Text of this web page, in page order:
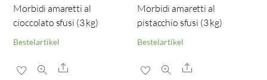
Morbidi amaretti al
cioccolato sfusi (3 kg)
Bestelartikel
Share
Morbidi amaretti al
pistacchio sfusi (3 kg)
Bestelartikel
Share